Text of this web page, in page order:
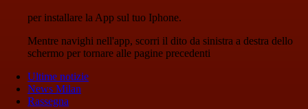
per installare la App sul tuo Iphone.
Mentre navighi nell'app, scorri il dito da sinistra a destra dello
schermo per tornare alle pagine precedenti
Ultime notizie
News Milan
Rassegna